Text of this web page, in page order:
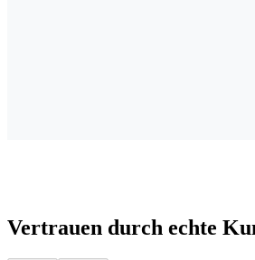
Vertrauen durch echte